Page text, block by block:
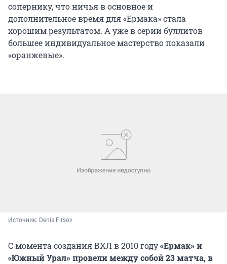
сопернику, что ничья в основное и
дополнительное время для «Ермака» стала
хорошим результатом. А уже в серии буллитов
большее индивидуальное мастерство показали
«оранжевые».
Источник: Denis Firsov
С момента создания ВХЛ в 2010 году«Ермак» и
«Южный Урал» провели между собой 23 матча, в